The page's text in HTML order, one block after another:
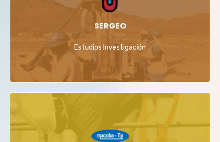
SERGEO
Estudios Investigación